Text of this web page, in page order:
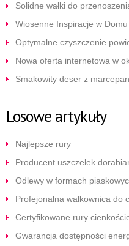
Solidne wałki do
Wiosenne Inspiracje w Domu
Optymalne czyszczenie
Nowa oferta internetowa w
Smakowity deser z
Losowe artykuły
Najlepsze rury
Producent uszczelek
Odlewy w formach
Profejonalna wałkownica do
Certyfikowane rury
Gwarancja dostępności